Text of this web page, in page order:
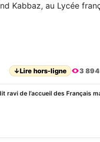
Kabbaz, au Lycée
↓Lire hors-ligne 3 894